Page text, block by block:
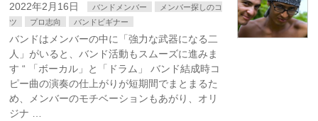
2022年2月16日 バンドメンバー
メンバー探しのコ
ツ
プロ志向 バンドビギナー
バンドはメンバーの中に「強力な武器になる二
人」がいると、バンド活動もスムーズに進みま
す “ 「ボーカル」と「ドラム」 バンド結成時コ
ピー曲の演奏の仕上がりが短期間でまとまるた
め、メンバーのモチベーションもあがり、オリ
ジナ …